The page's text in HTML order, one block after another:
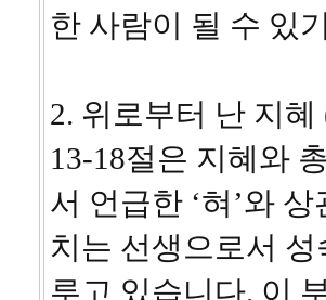
한 사람이 될 수 있
2. 위로부터 난 지혜
13-18절은 지혜와
서 언급한 ‘혀’와
치는 선생으로서
루고 있습니다. 이